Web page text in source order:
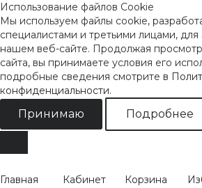
Использование файлов Cookie
Мы используем файлы cookie,
специалистами и третьими лицами,
нашем веб-сайте. Продолжая
сайта, вы принимаете условия его
подробные сведения смотрите в
конфиденциальности.
Принимаю Подробнее
Главная Кабинет Корзина